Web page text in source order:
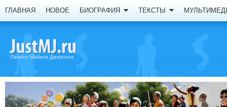
ГЛАВНАЯ НОВОЕ БИОГРАФИЯ ТЕКСТЫ
Памяти Майкла Джексона